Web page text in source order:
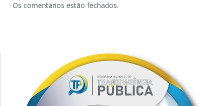
Os comentários estão fechados.